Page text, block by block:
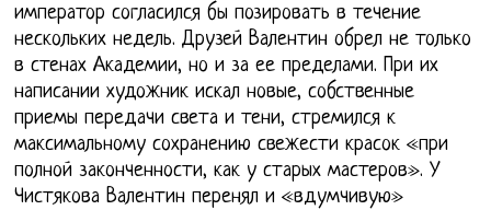
император согласился бы позировать в течение
нескольких недель. Друзей Валентин обрел не только
в стенах Академии, но и за ее пределами. При их
написании художник искал новые, собственные
приемы передачи света и тени, стремился к
максимальному сохранению свежести красок «при
полной законченности, как у старых мастеров». У
Чистякова Валентин перенял и «вдумчивую»